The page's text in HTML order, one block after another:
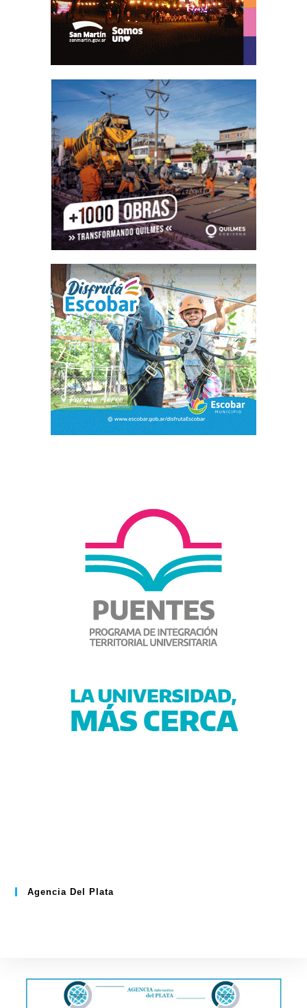
Agencia Del Plata